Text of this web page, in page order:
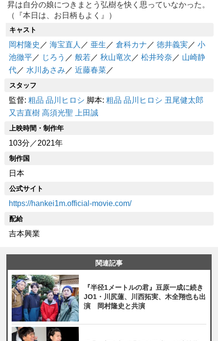
昇は自分の娘につきまとう弘樹を快く思っていなかった。
（『本日は、お日柄もよく』）
キャスト
岡村隆史 ／海宝直人 ／ 亜生 ／倉科カナ ／徳井義実 ／小
池徹平／ じろう ／般若／秋山竜次 ／松井玲奈 ／ 山崎静
代／ 水川あさみ ／近藤春菜／
スタッフ
監督:粗品 品川ヒロシ 脚本:粗品 品川ヒロシ 丑尾健太郎
又吉直樹 高須光聖 上田誠
上映時間・制作年
103分／2021年
制作国
日本
公式サイト
https://hankei1m.official-movie.com/
配給
吉本興業
関連記事
『半径1メートルの君』豆原一成に続き
JO1・川尻蓮、川西拓実、木全翔也も出
演 岡村隆史と共演